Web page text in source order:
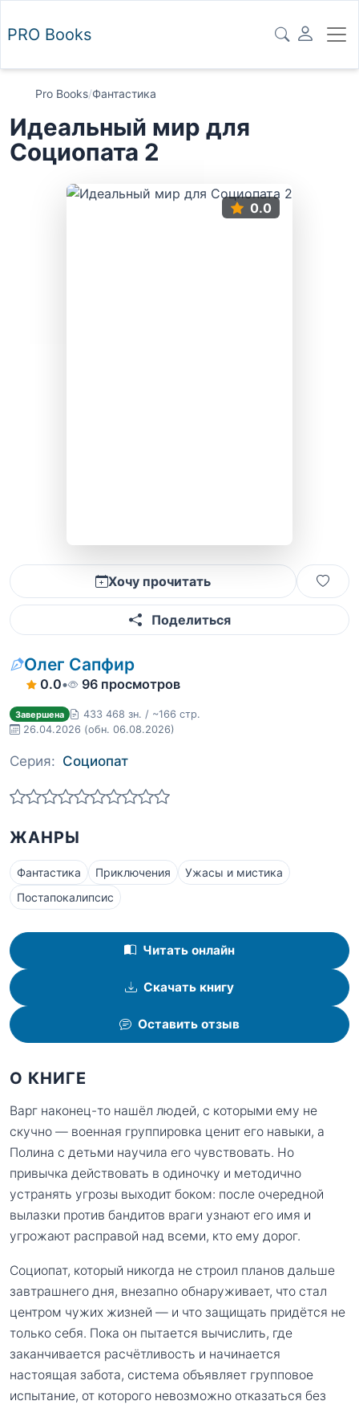
PRO Books
Pro Books/Фантастика
Идеальный мир для
Социопата 2
0.0
Хочу прочитать
Поделиться
Олег Сапфир
0.0• 96 просмотров
Завершена
433 468 зн. / ~166 стр.
26.04.2026 (обн. 06.08.2026)
Серия: Социопат
ЖАНРЫ
Фантастика Приключения
Ужасы и мистика
Постапокалипсис
Читать онлайн
Скачать книгу
Оставить отзыв
О КНИГЕ
Варг наконец-то нашёл людей, с которыми ему не
скучно — военная группировка ценит его навыки, а
Полина с детьми научила его чувствовать. Но
привычка действовать в одиночку и методично
устранять угрозы выходит боком: после очередной
вылазки против бандитов враги узнают его имя и
угрожают расправой над всеми, кто ему дорог.
Социопат, который никогда не строил планов дальше
завтрашнего дня, внезапно обнаруживает, что стал
центром чужих жизней — и что защищать придётся не
только себя. Пока он пытается вычислить, где
заканчивается расчётливость и начинается
настоящая забота, система объявляет групповое
испытание, от которого невозможно отказаться без